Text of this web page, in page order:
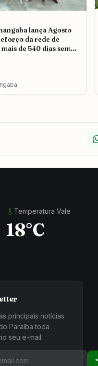
lança Agosto
da rede de
de 540 dias sem
Temperatura Vale
18°C
principais notícias
Paraíba toda
seu e-mail.